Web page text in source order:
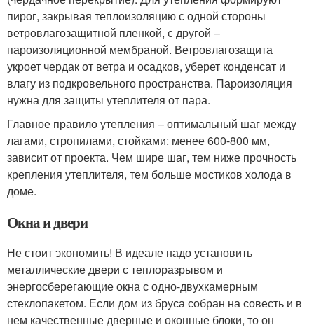
пирог, закрывая теплоизоляцию с одной стороны
ветровлагозащитной пленкой, с другой –
пароизоляционной мембраной. Ветровлагозащита
укроет чердак от ветра и осадков, уберет конденсат и
влагу из подкровельного пространства. Пароизоляция
нужна для защиты утеплителя от пара.
Главное правило утепления – оптимальный шаг между
лагами, стропилами, стойками: менее 600-800 мм,
зависит от проекта. Чем шире шаг, тем ниже прочность
крепления утеплителя, тем больше мостиков холода в
доме.
Окна и двери
Не стоит экономить! В идеале надо установить
металлические двери с теплоразрывом и
энергосберегающие окна с одно-двухкамерным
стеклопакетом. Если дом из бруса собран на совесть и в
нем качественные дверные и оконные блоки, то он